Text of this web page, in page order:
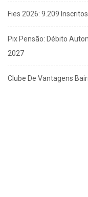
Fies 2026: 9.209
Pix Pensão: Débito
2027
Clube De Vantagens